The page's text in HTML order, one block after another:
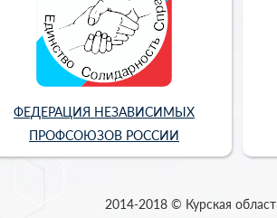
ФЕДЕРАЦИЯ НЕЗАВИСИМЫХ
ПРОФСОЮЗОВ РОССИИ
2014-2018 © Курская